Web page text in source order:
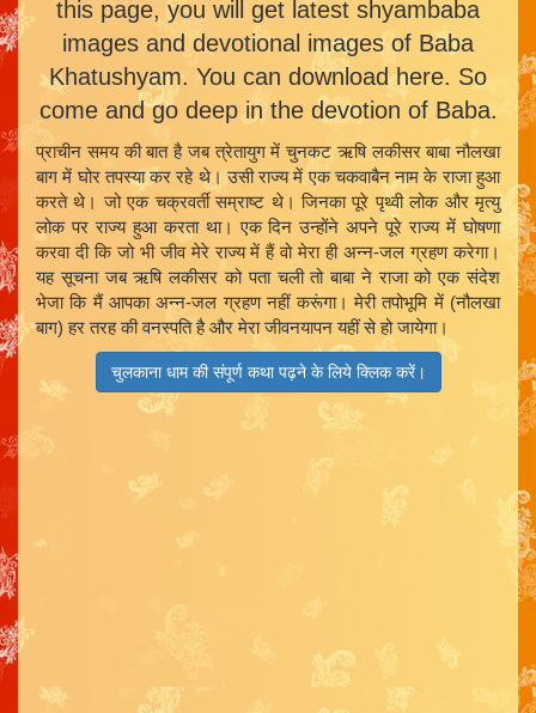
this page, you will get latest shyambaba
images and devotional images of Baba
Khatushyam. You can download here. So
come and go deep in the devotion of Baba.
प्राचीन समय की बात है जब त्रेतायुग में चुनकट ऋषि लकीसर बाबा नौलखा
बाग में घोर तपस्या कर रहे थे। उसी राज्य में एक चकवाबैन नाम के राजा हुआ
करते थे। जो एक चक्रवर्ती सम्राष्ट थे। जिनका पूरे पृथ्वी लोक और मृत्यु
लोक पर राज्य हुआ करता था। एक दिन उन्होंने अपने पूरे राज्य में घोषणा
करवा दी कि जो भी जीव मेरे राज्य में हैं वो मेरा ही अन्न-जल ग्रहण करेगा।
यह सूचना जब ऋषि लकीसर को पता चली तो बाबा ने राजा को एक संदेश
भेजा कि मैं आपका अन्न-जल ग्रहण नहीं करूंगा। मेरी तपोभूमि में (नौलखा
बाग) हर तरह की वनस्पति है और मेरा जीवनयापन यहीं से हो जायेगा।
चुलकाना धाम की संपूर्ण कथा पढ़ने के लिये क्लिक करें।